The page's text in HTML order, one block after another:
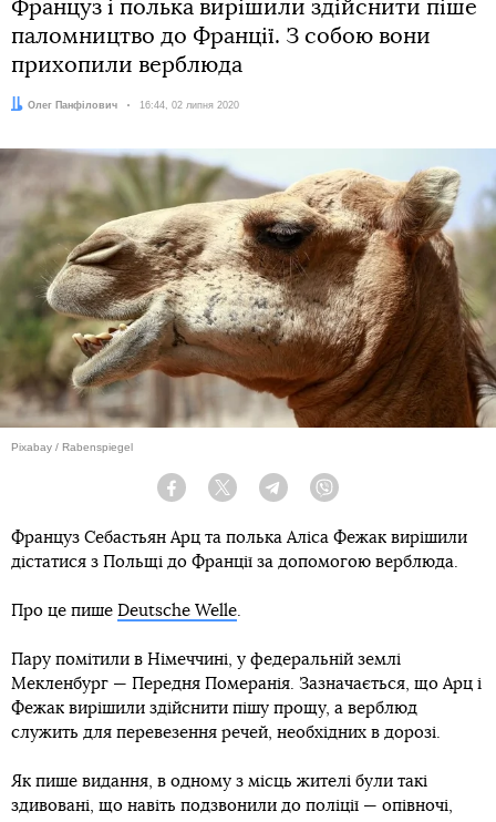
Француз і полька вирішили здійснити піше
паломництво до Франції. З собою вони
прихопили верблюда
Автор:
Олег Панфілович Дата:
16:44, 02 липня 2020
Pixabay / Rabenspiegel
Facebook Twitter Telegram
Француз Себастьян Арц та полька Аліса Фежак вирішили
дістатися з Польщі до Франції за допомогою верблюда.
Про це пише Deutsche Welle.
Пару помітили в Німеччині, у федеральній землі
Мекленбург — Передня Померанія. Зазначається, що Арц і
Фежак вирішили здійснити пішу прощу, а верблюд
служить для перевезення речей, необхідних в дорозі.
Як пише видання, в одному з місць жителі були такі
здивовані, що навіть подзвонили до поліції — опівночі,